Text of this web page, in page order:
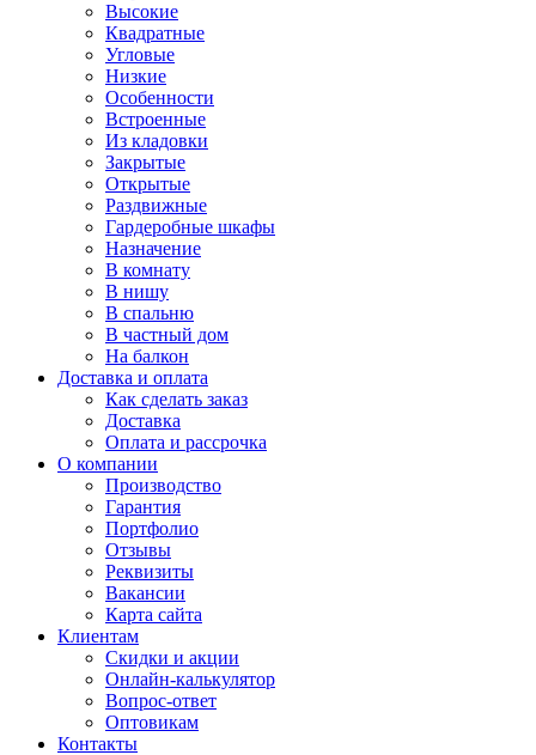
Высокие
Квадратные
Угловые
Низкие
Особенности
Встроенные
Из кладовки
Закрытые
Открытые
Раздвижные
Гардеробные шкафы
Назначение
В комнату
В нишу
В спальню
В частный дом
На балкон
Доставка и оплата
Как сделать заказ
Доставка
Оплата и рассрочка
О компании
Производство
Гарантия
Портфолио
Отзывы
Реквизиты
Вакансии
Карта сайта
Клиентам
Скидки и акции
Онлайн-калькулятор
Вопрос-ответ
Оптовикам
Контакты